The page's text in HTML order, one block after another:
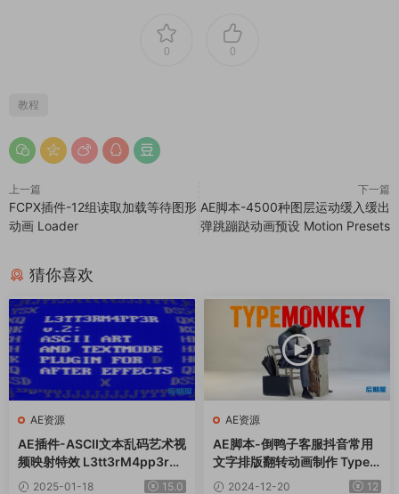
0 0
教程
上一篇
FCPX插件-12组读取加载等待图形
动画 Loader
下一篇
AE脚本-4500种图层运动缓入缓出
弹跳蹦跶动画预设 Motion Presets
猜你喜欢
AE资源
AE插件-ASCII文本乱码艺术视
频映射特效 L3tt3rM4pp3r2
V2.3 Win
2025-01-18 15.0
AE资源
AE脚本-倒鸭子客服抖音常用
文字排版翻转动画制作 TypeM
onkey v1.26+使用教程
2024-12-20 12